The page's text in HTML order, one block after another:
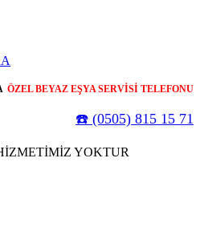
ÖZEL BEYAZ EŞYA SERVİSİ TELEFONU
☎️ (0505) 815 15 71
YOKTUR